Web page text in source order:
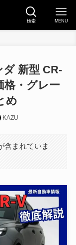
検索 MENU
ダ 新型 CR-
格・グレー
め
KAZU
含まれていま